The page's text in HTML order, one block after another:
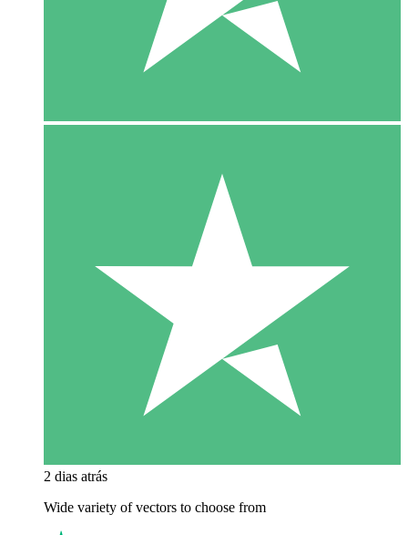
2 dias atrás
Wide variety of vectors to choose from